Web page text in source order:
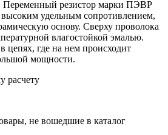
Переменный резистор марки ПЭВР
высоким удельным сопротивлением,
основу. Сверху проволока
влагостойкой эмалью.
цепях, где на нем происходит
мощности.
расчету
не вошедшие в каталог